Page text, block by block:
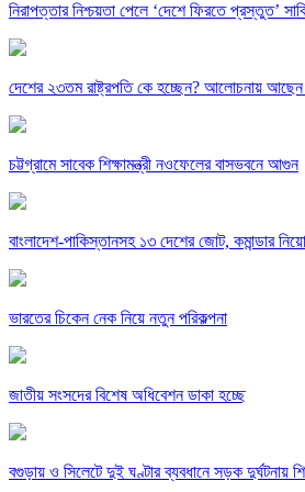
নিরাপত্তার নিশ্চয়তা পেলে ‘দেশে ফিরতে প্রস্তুত’
দেশের ২৩তম রাষ্ট্রপতি কে হচ্ছেন? আলোচনায় আছেন
চট্টগ্রামে সাবেক শিক্ষামন্ত্রী নওফেলের বাসভবনে আগুন
বাংলাদেশ-পাকিস্তানসহ ১৩ দেশের জোট, কমান্ডার
ভারতের চিকেন নেক নিয়ে নতুন পরিকল্পনা
জাতীয় সংসদের বিশেষ অধিবেশন ডাকা হচ্ছে
বগুড়ায় ও সিলেটে দুই ঘণ্টার ব্যবধানে সড়ক দুর্ঘটনায়